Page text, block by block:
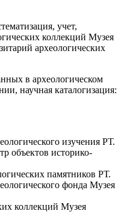
учет,
коллекций Музея
археологических
в археологическом
научная каталогизация:
изучения РТ.
объектов историко-
памятников РТ.
фонда Музея
коллекций Музея